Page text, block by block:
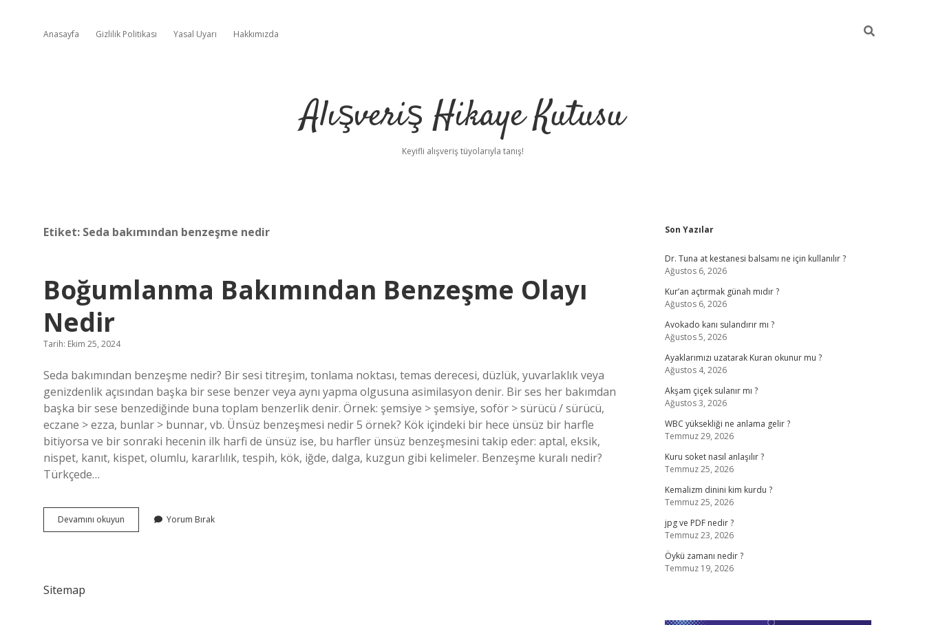
Anasayfa Gizlilik Politikası Yasal Uyarı Hakkımızda
Alışveriş Hikaye Kutusu
Keyifli alışveriş tüyolarıyla tanış!
Etiket: Seda bakımından benzeşme nedir
Boğumlanma Bakımından Benzeşme Olayı
Nedir
Tarih: Ekim 25, 2024
Seda bakımından benzeşme nedir? Bir sesi titreşim, tonlama noktası, temas derecesi, düzlük, yuvarlaklık veya
genizdenlik açısından başka bir sese benzer veya aynı yapma olgusuna asimilasyon denir. Bir ses her bakımdan
başka bir sese benzediğinde buna toplam benzerlik denir. Örnek: şemsiye > şemsiye, soför > sürücü / sürücü,
eczane > ezza, bunlar > bunnar, vb. Ünsüz benzeşmesi nedir 5 örnek? Kök içindeki bir hece ünsüz bir harfle
bitiyorsa ve bir sonraki hecenin ilk harfi de ünsüz ise, bu harfler ünsüz benzeşmesini takip eder: aptal, eksik,
nispet, kanıt, kispet, olumlu, kararlılık, tespih, kök, iğde, dalga, kuzgun gibi kelimeler. Benzeşme kuralı nedir?
Türkçede…
Devamını okuyun Boğumlanma
Bakımından
Yorum Bırak
Sitemap
Sidebar
Son Yazılar
Dr. Tuna at kestanesi balsamı ne için kullanılır ?
Ağustos 6, 2026
Kur’an açtırmak günah mıdır ?
Ağustos 6, 2026
Avokado kanı sulandırır mı ?
Ağustos 5, 2026
Ayaklarımızı uzatarak Kuran okunur mu ?
Ağustos 4, 2026
Akşam çiçek sulanır mı ?
Ağustos 3, 2026
WBC yüksekliği ne anlama gelir ?
Temmuz 29, 2026
Kuru soket nasıl anlaşılır ?
Temmuz 25, 2026
Kemalizm dinini kim kurdu ?
Temmuz 25, 2026
jpg ve PDF nedir ?
Temmuz 23, 2026
Öykü zamanı nedir ?
Temmuz 19, 2026